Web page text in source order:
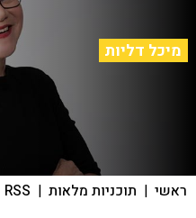
מיכל דליות
ראשי | תוכניות מלאות |
RSS